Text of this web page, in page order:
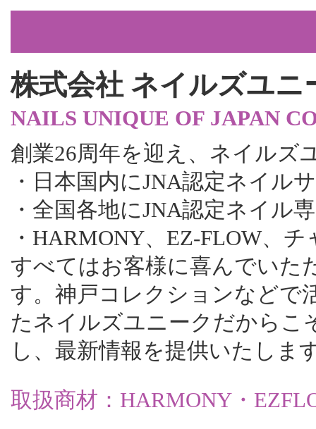
株式会社 ネイルズユ
NAILS UNIQUE OF JAPAN
創業26周年を迎え、ネイルズ
・日本国内にJNA認定ネイル
・全国各地にJNA認定ネイル
・HARMONY、EZ-FLOW、
すべてはお客様に喜んでいた
す。神戸コレクションなどで
たネイルズユニークだからこ
し、最新情報を提供いたしま
取扱商材：HARMONY・